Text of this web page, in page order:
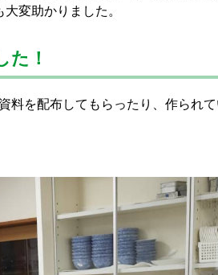
変助かりました。
た！
料を配布してもらったり、作られ